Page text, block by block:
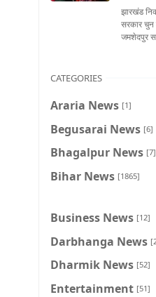
झारखंड
सरकार चुन
जमशेदपुर
CATEGORIES
Araria News [1]
Begusarai News [6]
Bhagalpur News [7]
Bihar News [1865]
Business News [12]
Darbhanga News
Dharmik News [52]
Entertainment [51]